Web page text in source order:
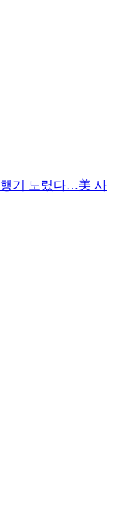
기 노렸다…美 사